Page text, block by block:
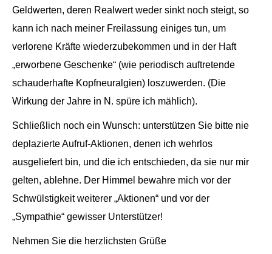
Geldwerten, deren Realwert weder sinkt noch steigt, so
kann ich nach meiner Freilassung einiges tun, um
verlorene Kräfte wiederzubekommen und in der Haft
„erworbene Geschenke“ (wie periodisch auftretende
schauderhafte Kopfneuralgien) loszuwerden. (Die
Wirkung der Jahre in N. spüre ich mählich).
Schließlich noch ein Wunsch: unterstützen Sie bitte nie
deplazierte Aufruf-Aktionen, denen ich wehrlos
ausgeliefert bin, und die ich entschieden, da sie nur mir
gelten, ablehne. Der Himmel bewahre mich vor der
Schwülstigkeit weiterer „Aktionen“ und vor der
„Sympathie“ gewisser Unterstützer!
Nehmen Sie die herzlichsten Grüße